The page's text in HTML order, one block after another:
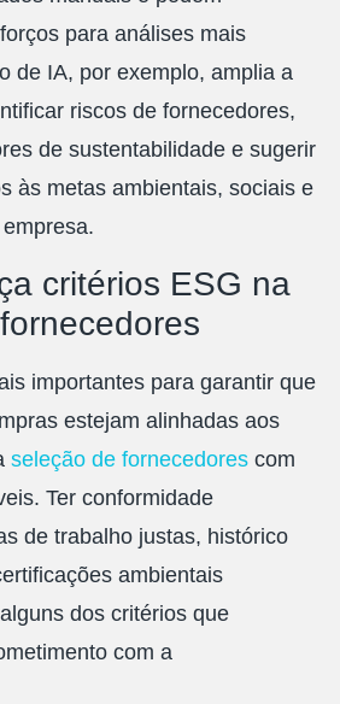
para análises mais
de IA, por exemplo, amplia a
riscos de fornecedores,
de sustentabilidade e sugerir
às metas ambientais, sociais e
critérios ESG na
importantes para garantir que
estejam alinhadas aos
seleção de fornecedores com
Ter conformidade
de trabalho justas, histórico
ambientais
dos critérios que
com a